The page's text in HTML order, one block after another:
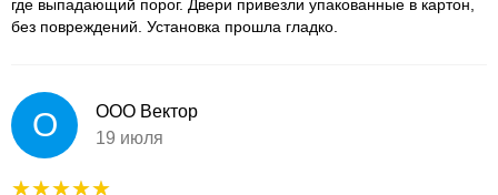
где выпадающий порог. Двери привезли упакованные в картон,
без повреждений. Установка прошла гладко.
О
ООО Вектор
19 июля